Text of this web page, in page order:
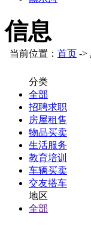
信息
当前位置： 首页 ->
分类
全部
招聘求职
房屋租售
物品买卖
生活服务
教育培训
车辆买卖
交友搭车
地区
全部